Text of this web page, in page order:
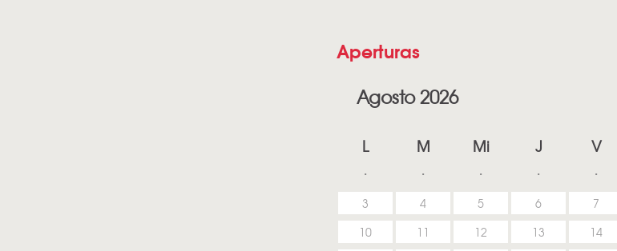
Aperturas
Agosto 2026
L M Mi J V
3
4 5 6 7
10
11 12 13 14